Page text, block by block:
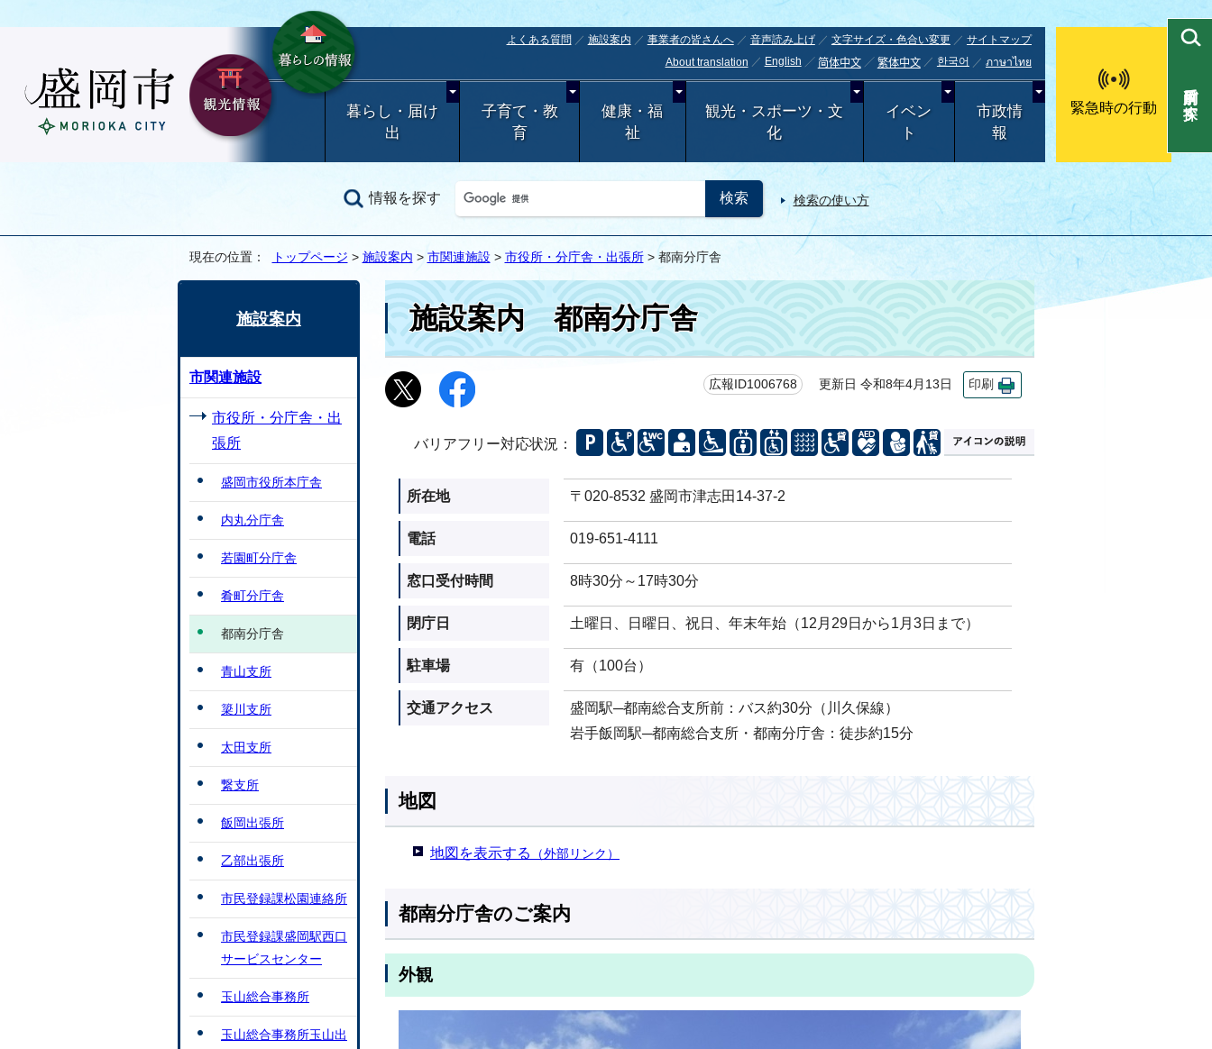
よくある質問 施設案内 事業者の皆さんへ 音声読み上げ 文字サイズ・色合い変更
サイトマップ
About translation
English 简体中文 繁体中文 한국어 ภาษาไทย
暮らし・届け
出
子育て・教
育
健康・福
祉
観光・スポーツ・文
化
イベン
ト
市政情
報
緊急時の行動
情報を探す 検索の使い方
目的別で探す
現在の位置： トップページ > 施設案内 > 市関連施設 > 市役所・分庁舎・出張所> 都南分庁舎
施設案内都南分庁舎
広報ID1006768 更新日 令和8年4月13日 印刷
バリアフリー対応状況：
所在地 〒020-8532 盛岡市津志田14-37-2
電話 019-651-4111
窓口受付時間 8時30分～17時30分
閉庁日 土曜日、日曜日、祝日、年末年始（12月29日から1月3日まで）
駐車場 有（100台）
交通アクセス
盛岡駅─都南総合支所前：バス約30分（川久保線）
岩手飯岡駅─都南総合支所・都南分庁舎：徒歩約15分
地図
地図を表示する （外部リンク）
都南分庁舎のご案内
外観
施設案内
市関連施設
市役所・分庁舎・出
張所
盛岡市役所本庁舎
内丸分庁舎
若園町分庁舎
肴町分庁舎
都南分庁舎
青山支所
簗川支所
太田支所
繋支所
飯岡出張所
乙部出張所
市民登録課松園連絡所
市民登録課盛岡駅西口
サービスセンター
玉山総合事務所
玉山総合事務所玉山出